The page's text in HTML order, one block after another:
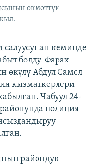
өкмөттүк
салуусунан кеминде
болду. Фарах
өкүлү Абдул Самел
кызматкерлери
Чабуул 24-
полиция
райондук